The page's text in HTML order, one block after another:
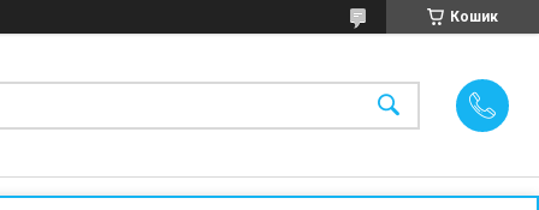
Кошик